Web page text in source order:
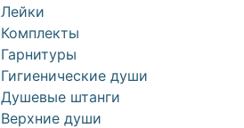
Лейки
Комплекты
Гарнитуры
Гигиенические души
Душевые штанги
Верхние души